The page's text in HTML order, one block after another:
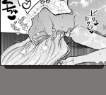
兄弟がひたすらしてるだ
けの本
お気に入り